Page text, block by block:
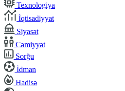
Texnologiya
İqtisadiyyat
Siyasət
Cəmiyyət
Sorğu
İdman
Hadisə